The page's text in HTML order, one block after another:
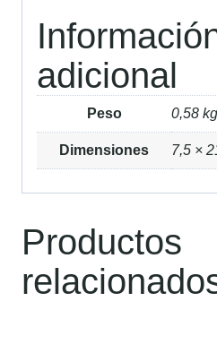
adicional
Peso 0,58 kg
Dimensiones 7,5 ×
Productos